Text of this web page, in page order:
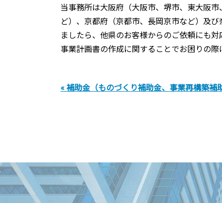
当事務所は大阪府（大阪市、堺市、東大阪
ど）、京都府（京都市、長岡京市など）及
ましたら、他県のお客様からのご依頼にも対
事業計画書の作成に関することでお困りの
« 補助金（ものづくり補助金、事業再構築